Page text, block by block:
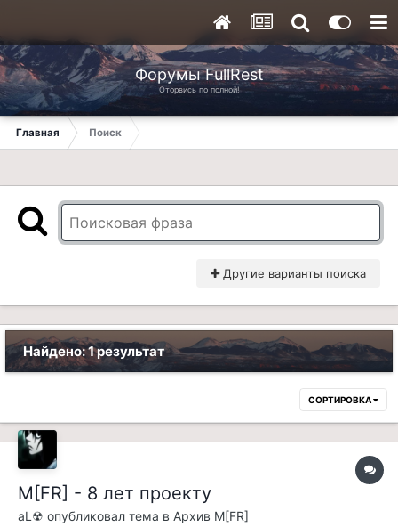
Форумы FullRest
Оторвись по полной!
Главная Поиск
Другие варианты поиска
Найдено: 1 результат
СОРТИРОВКА
M[FR] - 8 лет проекту
aL☢ опубликовал тема в Архив M[FR]